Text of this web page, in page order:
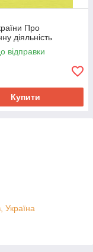
Про
діяльність
відправки
Купити
Україна